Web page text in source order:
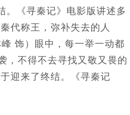
。《寻秦记》电影版讲述多
代称王，弥补失去的人
饰）眼中，每一举一动都
，不得不去寻找又敬又畏的
迎来了终结。《寻秦记